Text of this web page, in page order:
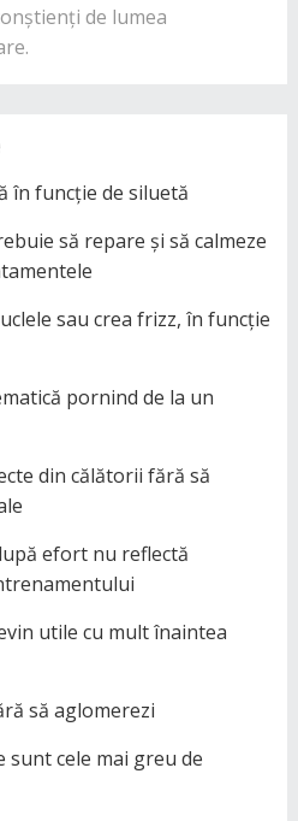
de lumea
în funcție de siluetă
să repare și să calmeze
sau crea frizz, în funcție
pornind de la un
din călătorii fără să
efort nu reflectă
utile cu mult înaintea
să aglomerezi
sunt cele mai greu de